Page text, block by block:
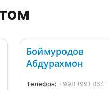
Боймуродов
Абдурахмон
Телефон: +998 (99) 864-